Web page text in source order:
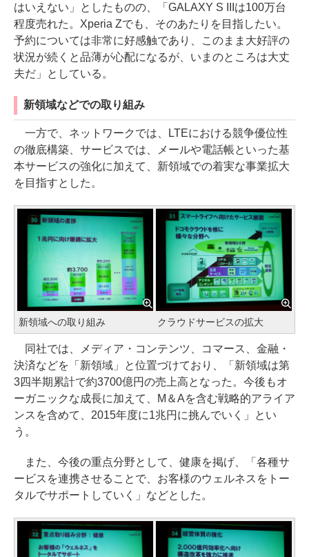
はいえない」としたものの、「GALAXY S IIIは100万台
程度売れた。Xperia Zでも、そのあたりを目指したい。
予約については非常に好感触であり、このまま大好評の
状況が続くと品薄が心配になるが、いまのところは大丈
夫だ」としている。
新領域などでの取り組み
一方で、ネットワークでは、LTEにおける競争優位性
の徹底構築、サービスでは、メールや電話帳といった基
本サービスの強化に加えて、新領域での着実な事業拡大
を目指すとした。
新領域への取り組み クラウドサービスの拡大
同社では、メディア・コンテンツ、コマース、金融・
決済などを「新領域」と位置づけており、「新領域は第
3四半期累計で約3700億円の売上高となった。今後もオ
ーガニックな成長に加えて、M＆Aを含む戦略的アライア
ンスを含めて、2015年度に1兆円に挑んでいく」とい
う。
また、今後の重点分野として、健康を掲げ、「各種サ
ービスを連携させることで、お客様のウェルネスをトー
タルでサポートしていく」などとした。